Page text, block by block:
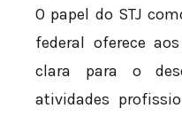
O papel do STJ
federal oferece
clara para o
atividades